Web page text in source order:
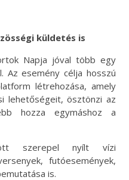
küldetés is
Napja jóval több egy
Az esemény célja hosszú
létrehozása, amely
lehetőségeit, ösztönzi az
hozza egymáshoz a
szerepel nyílt vízi
futóesemények,
is.